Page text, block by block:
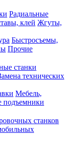
Радиальные
клей Жгуты,
Быстросъемы,
Прочие
станки
технических
Мебель,
подъемники
станков